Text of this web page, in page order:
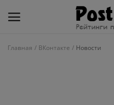
Главная ВКонтакте Новости